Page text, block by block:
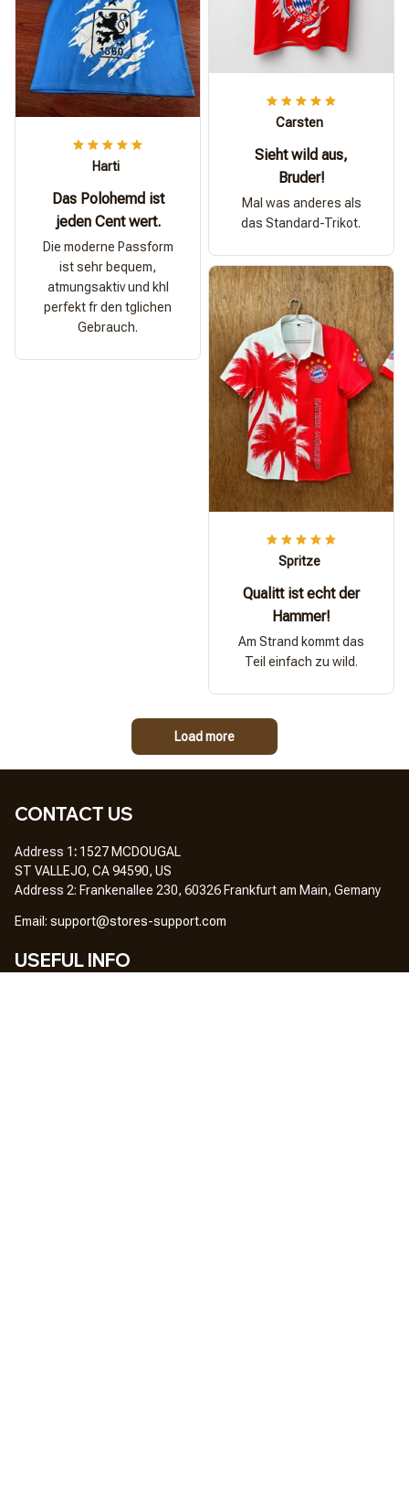
Carsten
Sieht wild aus,
Bruder!
Mal was anderes als
das Standard-Trikot.
Harti
Das Polohemd ist
jeden Cent wert.
Die moderne Passform
ist sehr bequem,
atmungsaktiv und khl
perfekt fr den tglichen
Gebrauch.
Spritze
Qualitt ist echt der
Hammer!
Am Strand kommt das
Teil einfach zu wild.
Load more
CONTACT US
Address 1: 1527 MCDOUGAL
ST VALLEJO, CA 94590, US
Address 2: Frankenallee 230, 60326 Frankfurt am Main, Gemany
Email: support@stores-support.com
USEFUL INFO